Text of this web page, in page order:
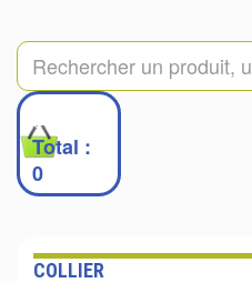
0
Total :
0
COLLIER